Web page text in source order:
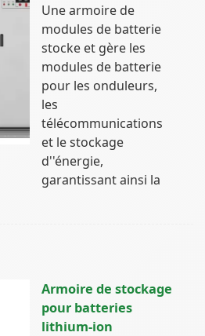
Une armoire de
modules de batterie
stocke et gère les
modules de batterie
pour les onduleurs,
les
télécommunications
et le stockage
d''énergie,
garantissant ainsi la
Armoire de stockage
pour batteries
lithium-ion